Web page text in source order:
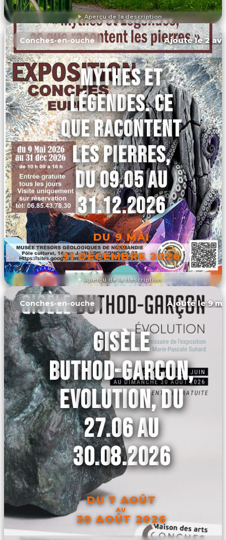
Aperçu de la description
DÉCOUVRIR L'ÉVÉNEMENT
Aperçu de la description
Conches-en-ouche Ajouté le 2
MYTHES ET
LÉGENDES. CE
QUE RACONTENT
LES PIERRES,
DU 09.05 AU
31.12.2026
DU 9 MAI
AU
31 DÉCEMBRE 2026
DÉCOUVRIR L'ÉVÉNEMENT
Conches-en-ouche Ajouté le 9
GISÈLE
BUTHOD-GARCON,
EVOLUTION, DU
27.06 AU
30.08.2026
DU 7 AOÛT
AU
30 AOÛT 2026